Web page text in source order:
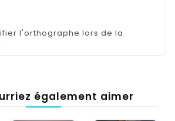
l'orthographe lors de la
également aimer